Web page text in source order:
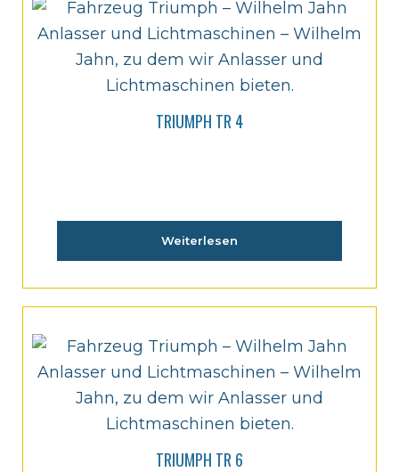
TRIUMPH TR 4
Weiterlesen
TRIUMPH TR 6